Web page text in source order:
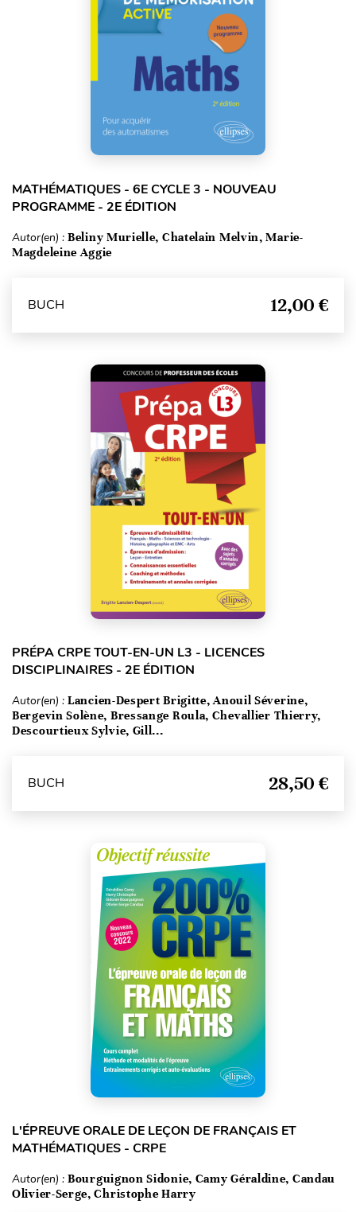
MATHÉMATIQUES - 6E CYCLE 3 - NOUVEAU
PROGRAMME - 2E ÉDITION
Autor(en) : Beliny Murielle, Chatelain Melvin, Marie-
Magdeleine Aggie
BUCH 12,00 €
PRÉPA CRPE TOUT-EN-UN L3 - LICENCES
DISCIPLINAIRES - 2E ÉDITION
Autor(en) : Lancien-Despert Brigitte, Anouil Séverine,
Bergevin Solène, Bressange Roula, Chevallier Thierry,
Descourtieux Sylvie, Gill...
BUCH 28,50 €
L'ÉPREUVE ORALE DE LEÇON DE FRANÇAIS ET
MATHÉMATIQUES - CRPE
Autor(en) : Bourguignon Sidonie, Camy Géraldine, Candau
Olivier-Serge, Christophe Harry